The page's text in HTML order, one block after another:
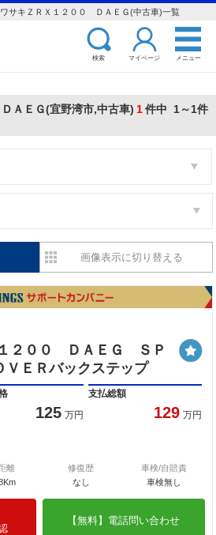
サキＺＲＸ１２００ ＤＡＥＧ(中古車)一覧
検索 マイページ メニュー
ＡＥＧ(宜野湾市,中古車) 1件中 1～1件
画像表示に切り替える
２００ ＤＡＥＧ ＳＰ
ＥＲバックステップ
125 万円
支払総額
129 万円
離
修復歴
なし
車検/自賠責
車検無し
【無料】電話問い合わせ